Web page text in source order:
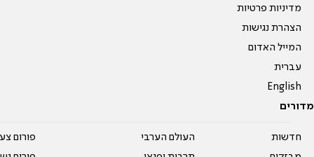
מדיניות פרטיות
הצהרת נגישות
המייל האדום
עברית
English
מדורים
חדשות
העולם הערבי
פורום